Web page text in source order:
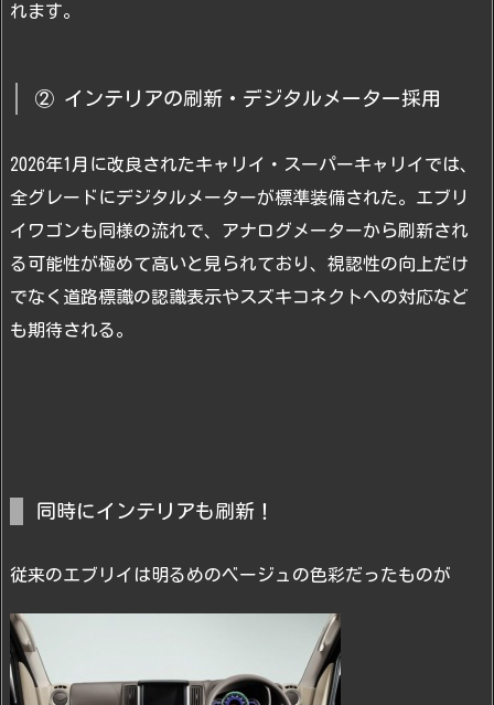
れます。
② インテリアの刷新・デジタルメーター採用
2026年1月に改良されたキャリイ・スーパーキャリイでは、
全グレードにデジタルメーターが標準装備された。エブリ
イワゴンも同様の流れで、アナログメーターから刷新され
る可能性が極めて高いと見られており、視認性の向上だけ
でなく道路標識の認識表示やスズキコネクトへの対応など
も期待される。
同時にインテリアも刷新！
従来のエブリイは明るめのベージュの色彩だったものが